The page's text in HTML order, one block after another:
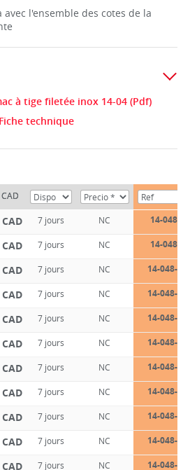
l'ensemble des cotes de la
à tige filetée inox 14-04 (Pdf)
technique
CAD
CAD 7 jours NC 14-048-
CAD 7 jours NC 14-048-
CAD 7 jours NC 14-048-
CAD 7 jours NC 14-048-
CAD 7 jours NC 14-048-
CAD 7 jours NC 14-048-
CAD 7 jours NC 14-048-
CAD 7 jours NC 14-048-
CAD 7 jours NC 14-048-
CAD 7 jours NC 14-048-
CAD 7 jours NC 14-048-